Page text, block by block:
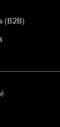
(B2B)